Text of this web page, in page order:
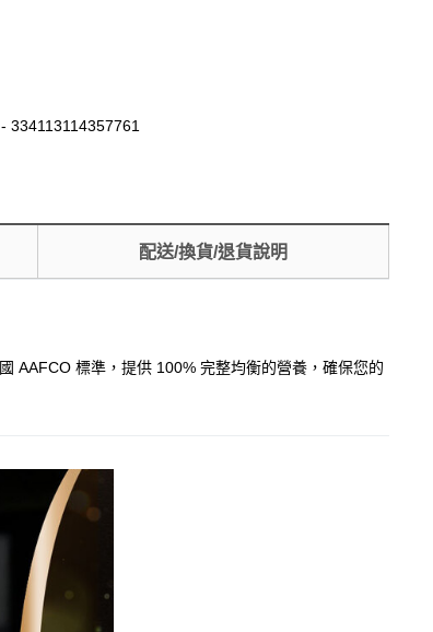
334113114357761
配送/換貨/退貨說明
AAFCO 標準，提供 100% 完整均衡的營養，確保您的